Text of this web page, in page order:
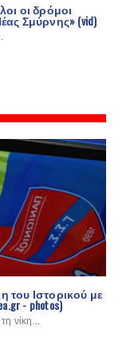
οι δρόμοι
Σμύρνης» (vid)
του Ιστορικού με
- photos)
νίκη...